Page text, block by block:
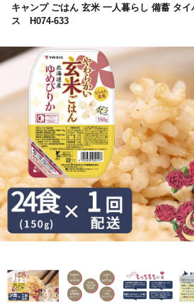
キャンプ ごはん 玄米 一人暮らし 備蓄 タ
ス H074-633